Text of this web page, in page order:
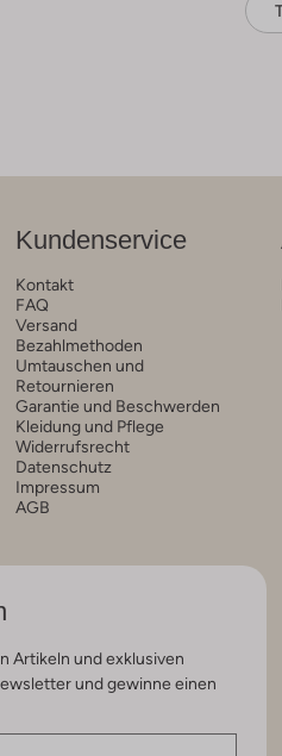
Kundenservice
Kontakt
FAQ
Versand
Bezahlmethoden
Umtauschen und
Retournieren
Garantie und Beschwerden
Kleidung und Pflege
Widerrufsrecht
Datenschutz
Impressum
AGB
Artikeln und exklusiven
und gewinne einen